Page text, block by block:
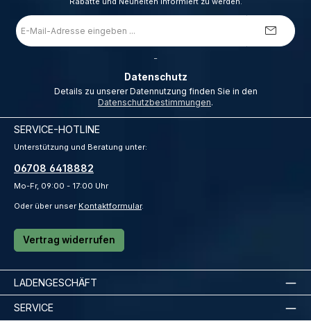
E-
Mail-
Adresse
Datenschutz
Datenschutzbestimmungen.
SERVICE-HOTLINE
Unterstützung und Beratung unter:
06708 6418882
Mo-Fr, 09:00 - 17:00 Uhr
Oder über unser Kontaktformular.
Vertrag widerrufen
LADENGESCHÄFT
SERVICE